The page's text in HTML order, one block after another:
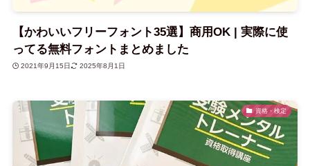
【かわいいフリーフォント35選】商用OK | 実際に使
ってる無料フォントまとめました
2021年9月15日 2025年8月1日
資格・検定